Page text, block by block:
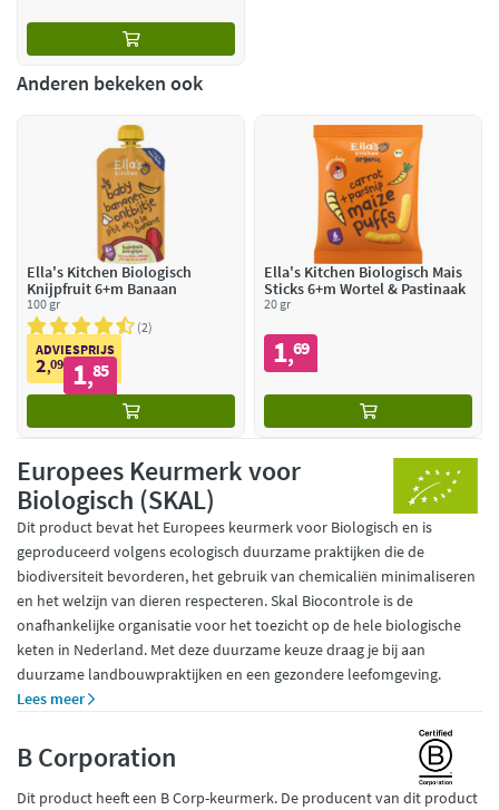
Anderen bekeken ook
Ella's Kitchen Biologisch
Knijpfruit 6+m Banaan
100 gr
2
ADVIESPRIJS
2,09 1,85
Ella's Kitchen Biologisch Mais
Sticks 6+m Wortel & Pastinaak
20 gr
1,69
Europees Keurmerk voor
Biologisch (SKAL)
Dit product bevat het Europees keurmerk voor Biologisch en is
geproduceerd volgens ecologisch duurzame praktijken die de
biodiversiteit bevorderen, het gebruik van chemicaliën minimaliseren
en het welzijn van dieren respecteren. Skal Biocontrole is de
onafhankelijke organisatie voor het toezicht op de hele biologische
keten in Nederland. Met deze duurzame keuze draag je bij aan
duurzame landbouwpraktijken en een gezondere leefomgeving.
Lees meer
B Corporation
Dit product heeft een B Corp-keurmerk. De producent van dit product